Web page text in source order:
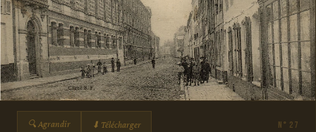
🔍 Agrandir ⬇ Télécharger N° 27